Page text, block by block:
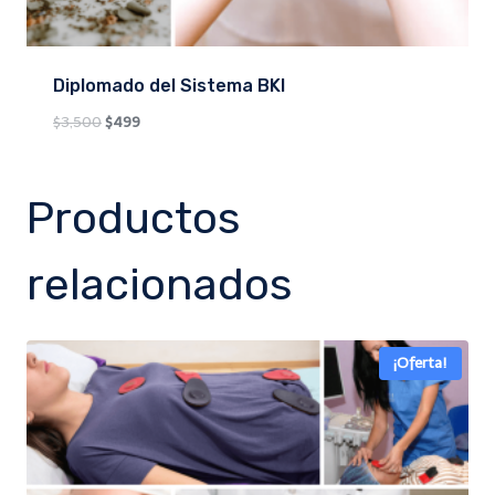
Diplomado del Sistema BKI
$3,500Original
$3,500.
$499Current
$499.
Productos
relacionados
¡Oferta!